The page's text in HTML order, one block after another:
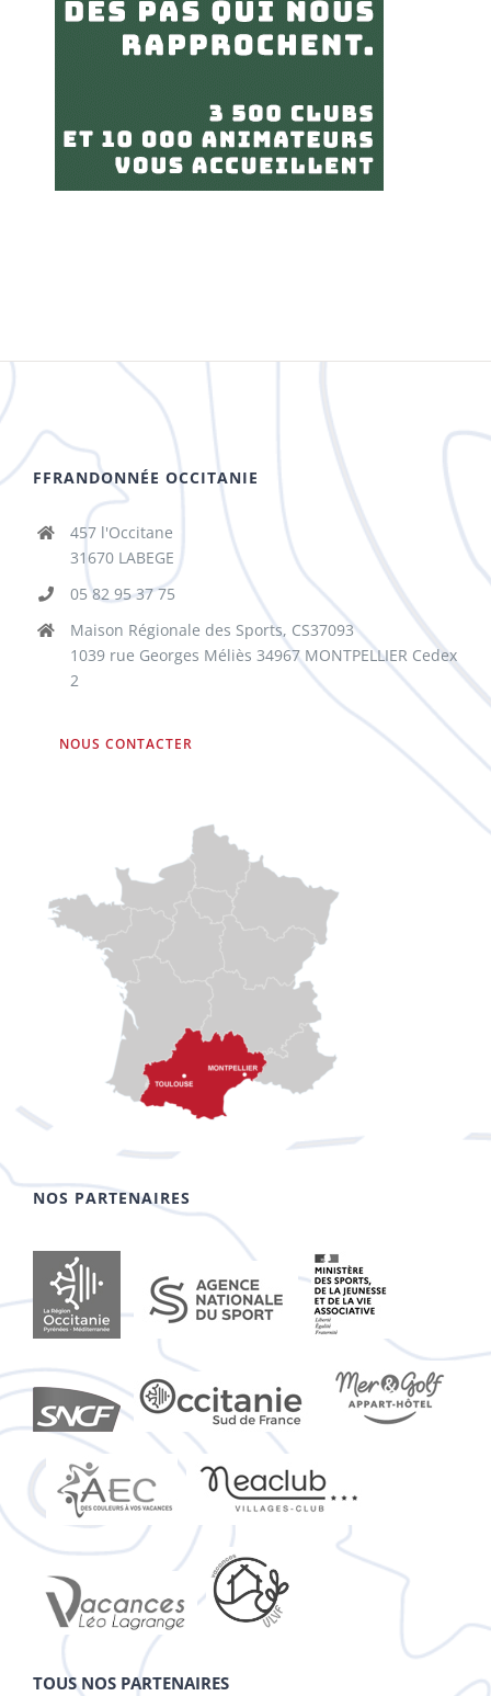
FFRANDONNÉE OCCITANIE
457 l'Occitane
31670 LABEGE
05 82 95 37 75
Maison Régionale des Sports, CS37093
1039 rue Georges Méliès 34967 MONTPELLIER Cedex
2
NOUS CONTACTER
NOS PARTENAIRES
TOUS NOS PARTENAIRES